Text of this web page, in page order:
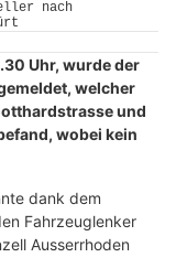
Uhr, wurde der
welcher
und
wobei kein
dank dem
Fahrzeuglenker
Ausserrhoden